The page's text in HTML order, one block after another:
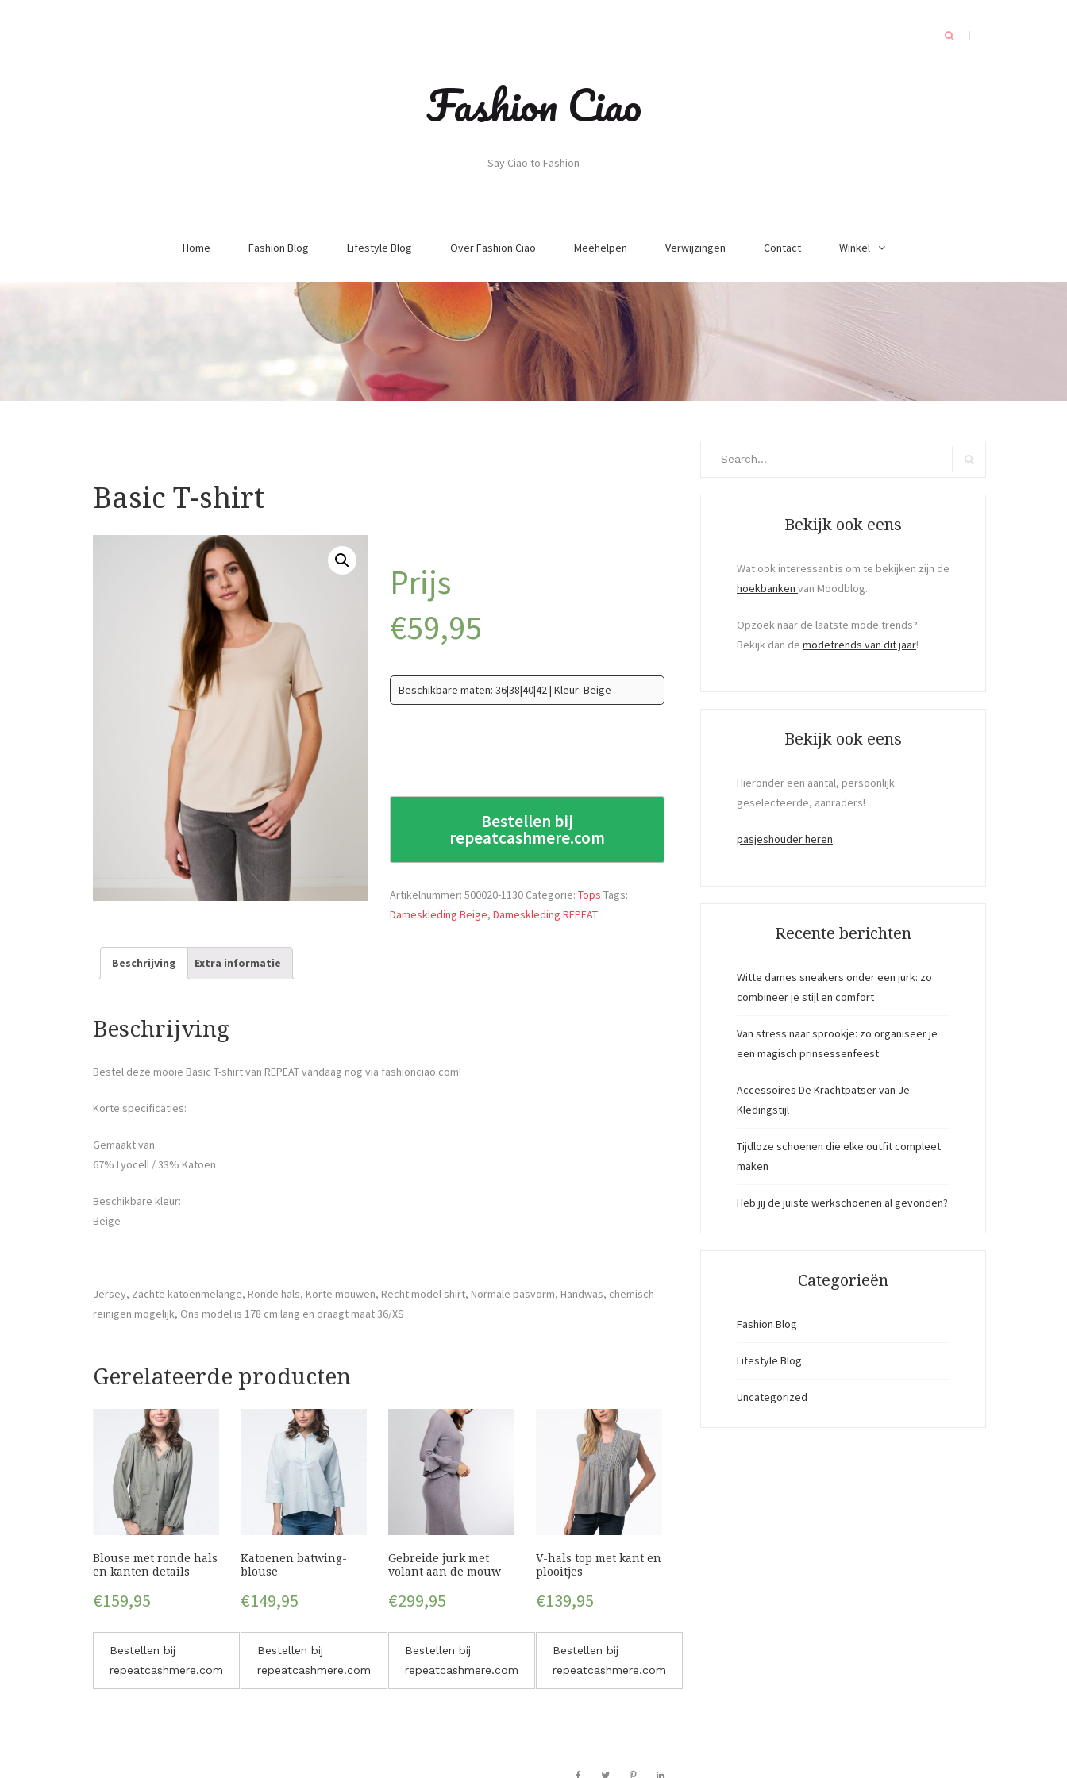
Fashion Ciao
Say Ciao to Fashion
Home Fashion Blog Lifestyle Blog Over Fashion Ciao Meehelpen Verwijzingen Contact Winkel
Basic T-shirt
€59,95
Beschikbare maten: 36|38|40|42 | Kleur: Beige
Bestellen bij
repeatcashmere.com
Artikelnummer:500020-1130 Categorie:Tops Tags:
Dameskleding Beige,Dameskleding REPEAT
Beschrijving Extra informatie
Beschrijving
Bestel deze mooie Basic T-shirt van REPEAT vandaag nog via fashionciao.com!
Korte specificaties:
Gemaakt van:
67% Lyocell / 33% Katoen
Beschikbare kleur:
Beige
Jersey, Zachte katoenmelange, Ronde hals, Korte mouwen, Recht model shirt, Normale pasvorm, Handwas, chemisch
reinigen mogelijk, Ons model is 178 cm lang en draagt maat 36/XS
Gerelateerde producten
Blouse met ronde hals
en kanten details
€159,95
Bestellen bij
repeatcashmere.com
Katoenen batwing-
blouse
€149,95
Bestellen bij
repeatcashmere.com
Gebreide jurk met
volant aan de mouw
€299,95
Bestellen bij
repeatcashmere.com
V-hals top met kant en
plooitjes
€139,95
Bestellen bij
repeatcashmere.com
Bekijk ook eens
Wat ook interessant is om te bekijken zijn de
hoekbanken van Moodblog.
Opzoek naar de laatste mode trends?
Bekijk dan de modetrends van dit jaar!
Bekijk ook eens
Hieronder een aantal, persoonlijk
geselecteerde, aanraders!
pasjeshouder heren
Recente berichten
Witte dames sneakers onder een jurk: zo
combineer je stijl en comfort
Van stress naar sprookje: zo organiseer je
een magisch prinsessenfeest
Accessoires De Krachtpatser van Je
Kledingstijl
Tijdloze schoenen die elke outfit compleet
maken
Heb jij de juiste werkschoenen al gevonden?
Categorieën
Fashion Blog
Lifestyle Blog
Uncategorized